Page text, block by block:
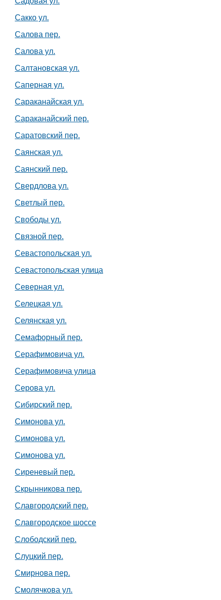
Сакко ул.
Салова пер.
Салова ул.
Салтановская ул.
Саперная ул.
Сараканайская ул.
Сараканайский пер.
Саратовский пер.
Саянская ул.
Саянский пер.
Свердлова ул.
Светлый пер.
Свободы ул.
Связной пер.
Севастопольская ул.
Севастопольская улица
Северная ул.
Селецкая ул.
Селянская ул.
Семафорный пер.
Серафимовича ул.
Серафимовича улица
Серова ул.
Сибирский пер.
Симонова ул.
Симонова ул.
Симонова ул.
Сиреневый пер.
Скрынникова пер.
Славгородский пер.
Славгородское шоссе
Слободский пер.
Слуцкий пер.
Смирнова пер.
Смолячкова ул.